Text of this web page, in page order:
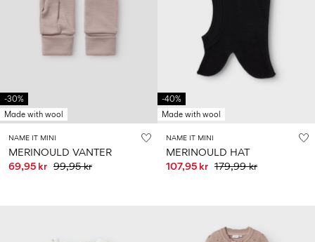
-30%
Made with wool
NAME IT MINI
MERINOULD VANTER
69,95 kr 99,95 kr
-40%
Made with wool
NAME IT MINI
MERINOULD HAT
107,95 kr 179,99 kr